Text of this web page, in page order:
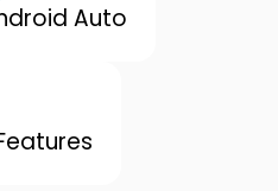
Auto